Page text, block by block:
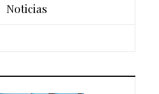
Noticias